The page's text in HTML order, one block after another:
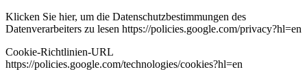
Klicken Sie hier, um die Datenschutzbestimmungen des
Datenverarbeiters zu lesen https://policies.google.com/privacy?hl=en
Cookie-Richtlinien-URL
https://policies.google.com/technologies/cookies?hl=en